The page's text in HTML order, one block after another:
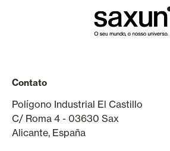
Contato
Polígono Industrial El Castillo
C/ Roma 4 - 03630 Sax
Alicante, España